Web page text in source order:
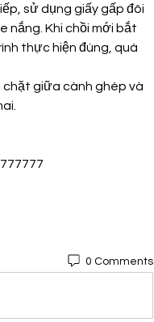
sử dụng giấy gấp đôi
nắng. Khi chồi mới bắt
thực hiện đúng, quá
giữa cành ghép và
0 Comments